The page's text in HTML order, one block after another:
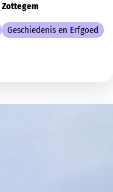
Zottegem
Geschiedenis en Erfgoed